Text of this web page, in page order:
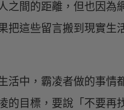
之間的距離，但也因
把這些留言搬到現實
活中，霸凌者做的事
的目標，要說「不要